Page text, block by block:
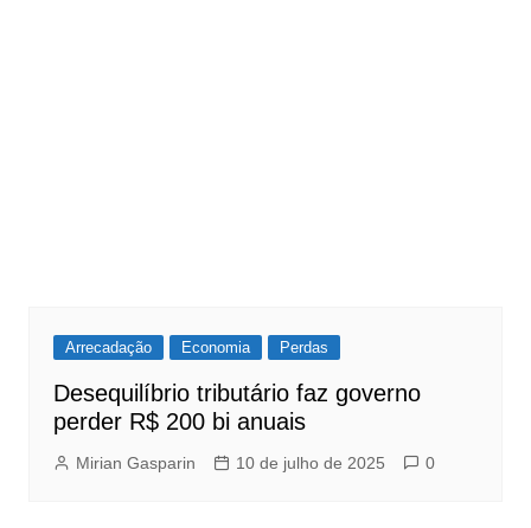
Arrecadação Economia Perdas
Desequilíbrio tributário faz governo
perder R$ 200 bi anuais
Mirian Gasparin 10 de julho de 2025 0